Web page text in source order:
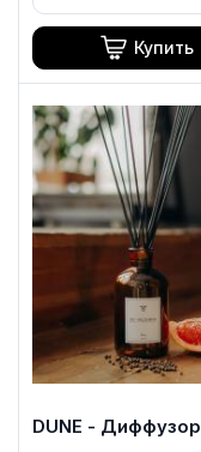
Купить
DUNE - Диффузор